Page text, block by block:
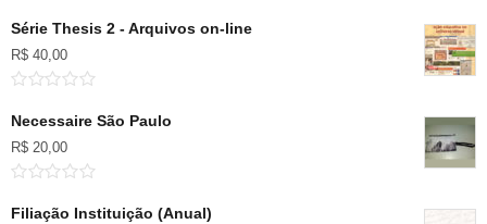
Série Thesis 2 - Arquivos on-line
R$ 40,00
Necessaire São Paulo
R$ 20,00
Filiação Instituição (Anual)